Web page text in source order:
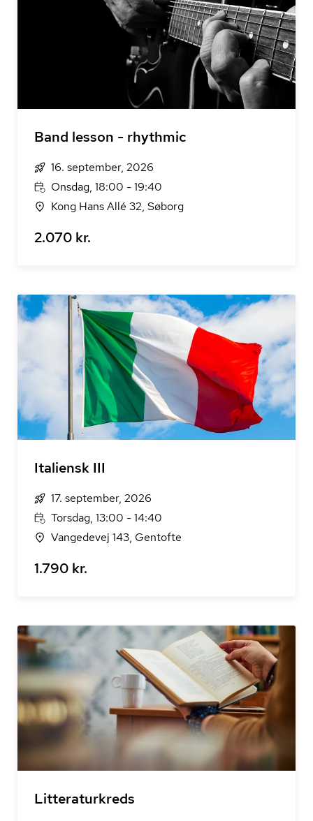
Band lesson - rhythmic
16. september, 2026
Onsdag, 18:00 - 19:40
Kong Hans Allé 32, Søborg
2.070 kr.
Italiensk III
17. september, 2026
Torsdag, 13:00 - 14:40
Vangedevej 143, Gentofte
1.790 kr.
Litteraturkreds